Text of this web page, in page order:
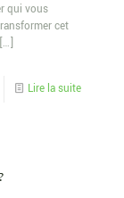
qui vous
cet
[…]
Lire la suite